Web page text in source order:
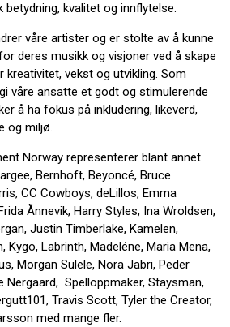
kvalitet og innflytelse.
våre artister og er stolte av å kunne
deres musikk og visjoner ved å skape
vekst og utvikling. Som
våre ansatte et godt og stimulerende
å ha fokus på inkludering, likeverd,
og miljø.
Norway representerer blant annet
Bernhoft, Beyoncé, Bruce
CC Cowboys, deLillos, Emma
Ånnevik, Harry Styles, Ina Wroldsen,
Justin Timberlake, Kamelen,
Kygo, Labrinth, Madeléne, Maria Mena,
Morgan Sulele, Nora Jabri, Peder
Nergaard, Spelloppmaker, Staysman,
Travis Scott, Tyler the Creator,
med mange fler.